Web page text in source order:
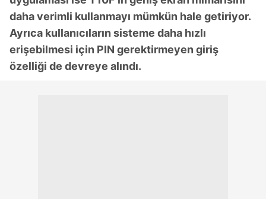
daha verimli kullanmayı mümkün hale getiriyor.
Ayrıca kullanıcıların sisteme daha hızlı
erişebilmesi için PIN gerektirmeyen giriş
özelliği de devreye alındı.